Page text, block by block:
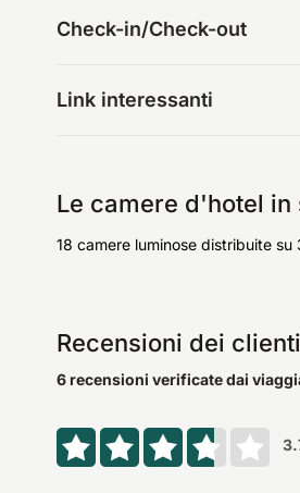
Check-in/Check-out
Link interessanti
Le camere d'hotel in
18 camere luminose distribuite su
Recensioni dei
6 recensioni verificate dai